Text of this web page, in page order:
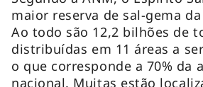
maior reserva de sal-gema
Ao todo são 12,2 bilhões de
distribuídas em 11 áreas a
o que corresponde a 70% da
nacional. Muitas estão